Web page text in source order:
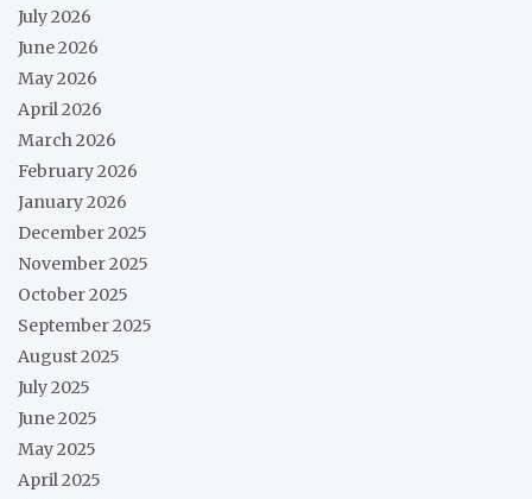
July 2026
June 2026
May 2026
April 2026
March 2026
February 2026
January 2026
December 2025
November 2025
October 2025
September 2025
August 2025
July 2025
June 2025
May 2025
April 2025